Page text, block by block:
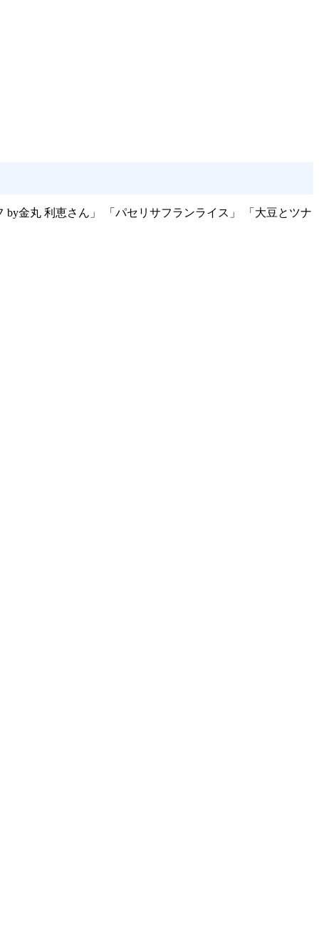
金丸 利恵さん」 「パセリサフランライス」 「大豆とツナ